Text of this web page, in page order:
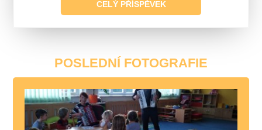
CELÝ PŘÍSPĚVEK
POSLEDNÍ FOTOGRAFIE